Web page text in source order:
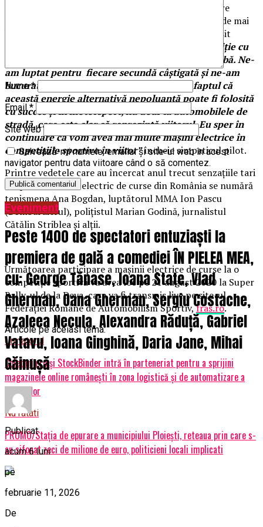
Parcurgând spectaculosul traseu de 3,75 km, pe care
pilotul brașovean mărturisește că îl știe pe de rost de mai
bine de 20 de ani, Sorin Ghisoi recunoaște că i-a lipsit
„Chiar dacă a fost o competiție cu
restricții, ne-am bucurat de fiecare metru de probă. Ne-
am luptat pentru fiecare secundă câștigată și ne-am
bucurat că încă reușim să facem cunoscut faptul că
această energie alternativă nepoluantă poate fi folosită
cu succes și în motorsport, nu doar la automobilele de
stradă, care este clar că reprezintă viitorul. Eu sper în
continuare că vom avea mai multe mașini electrice în
competițiile sportive în viitor”încheie simpaticul pilot.
Printre vedetele care au încercat anul trecut senzațiile tari
ale primului bolid electric de curse din România se numără
tenismena Ana Bogdan, luptătorul MMA Ion Pascu
(Bombardierul), polițistul Marian Godină, jurnalistul
Cătălin Striblea și alții.
Următoarea participare a mașinii electrice de curse la o
competiție sportivă va avea loc pe 21 august 2020 la Super
Rally-ul de la Deva, care va fi transmis live pe site-ul
Federației Române de Automobilism Sportiv,fras.ro.
Articole pe aceiasi tema:
Urmatorul
Coletăria.ro și StockBinder intră în parteneriat pentru a sprijini
magazinele online românești în zona logistică și de automatizare a
stocurilor
Nu ratati
PROMO/Staţia de epurare a municipiului Ploiești, reteaua prin care s-
au sifonat zeci de milione de euro, politicieni locali implicati
Nume*
Email*
Site web
Salvează-mi numele, emailul și site-ul web în acest
navigator pentru data viitoare când o să comentez.
Eveniment
Peste 1400 de spectatori entuziaști la
premiera de gală a comediei ÎN PIELEA MEA,
cu: George Tănase, Ioana State, Vlad
Gherman, Oana Gherman, Sergiu Costache,
Azaleea Necula, Alexandra Răduță, Gabriel
Vatavu, Ioana Ginghină, Daria Jane, Mihai
Găinușă
Publicat
acum 6 luni
pe
februarie 11, 2026
De